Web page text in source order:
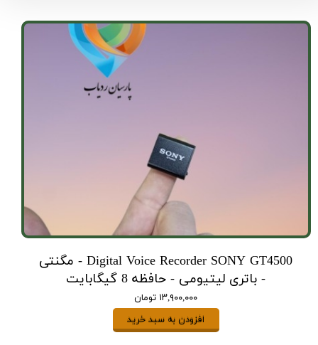
Digital Voice Recorder SONY GT4500 - مگنتی
- باتری لیتیومی - حافظه 8 گیگابایت
۱۳,۹۰۰,۰۰۰ تومان
افزودن به سبد خرید